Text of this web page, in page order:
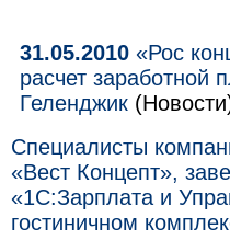
31.05.2010 «Рос
расчет заработной
Геленджик
Специалисты
«Вест Концепт»,
«1С:Зарплата и
гостиничном